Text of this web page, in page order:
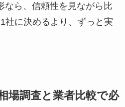
なら、信頼性を見ながら比
社に決めるより、ずっと実
場調査と業者比較で必